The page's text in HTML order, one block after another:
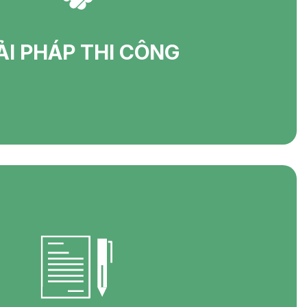
PHÁP THI CÔNG